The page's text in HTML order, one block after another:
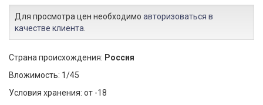
Для просмотра цен необходимо авторизоваться в
качестве клиента
Страна происхождения: Россия
Вложимость: 1/45
Условия хранения: от -18